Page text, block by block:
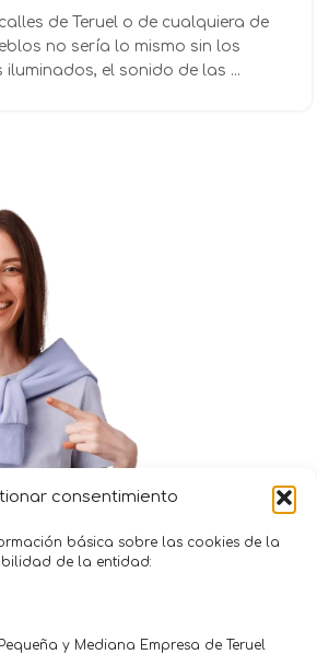
consentimiento
básica sobre las cookies de la
de la entidad:
y Mediana Empresa de Teruel
de Teruel o de cualquiera de
no sería lo mismo sin los
iluminados, el sonido de las ...